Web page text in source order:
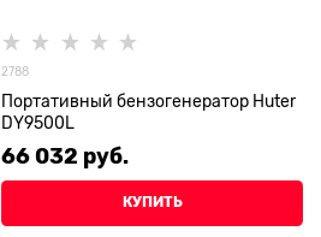
2788
Портативный бензогенератор Huter
DY9500L
66 032 руб.
КУПИТЬ